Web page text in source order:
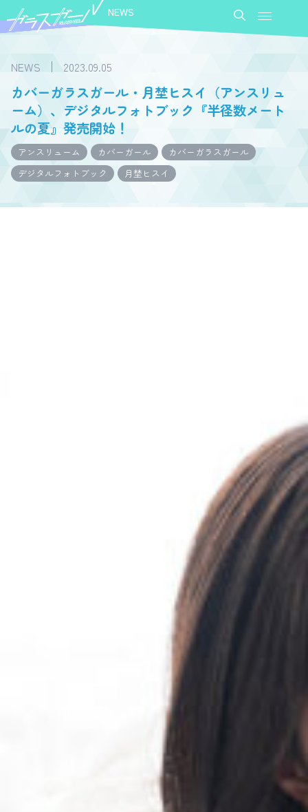
NEWS
NEWS 2023.09.05
カバーガラスガール・月埜ヒスイ（アンスリュ
ーム）、デジタルフォトブック『半径数メート
ルの夏』発売開始！
アンスリューム カバーガール
カバーガラスガール
デジタルフォトブック
月埜ヒスイ